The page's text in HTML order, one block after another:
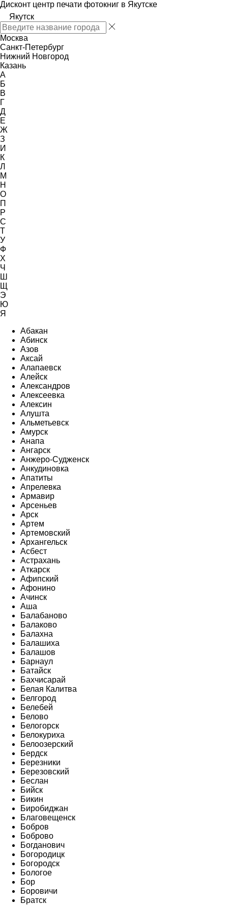
Дисконт центр печати фотокниг в Якутске
Якутск
Москва
Санкт-Петербург
Нижний Новгород
Казань
А
Б
В
Г
Д
Е
Ж
З
И
К
Л
М
Н
О
П
Р
С
Т
У
Ф
Х
Ч
Ш
Щ
Э
Ю
Я
Абакан
Абинск
Азов
Аксай
Алапаевск
Алейск
Александров
Алексеевка
Алексин
Алушта
Альметьевск
Амурск
Анапа
Ангарск
Анжеро-Судженск
Анкудиновка
Апатиты
Апрелевка
Армавир
Арсеньев
Арск
Артем
Артемовский
Архангельск
Асбест
Астрахань
Аткарск
Афипский
Афонино
Ачинск
Аша
Балабаново
Балаково
Балахна
Балашиха
Балашов
Барнаул
Батайск
Бахчисарай
Белая Калитва
Белгород
Белебей
Белово
Белогорск
Белокуриха
Белоозерский
Бердск
Березники
Березовский
Беслан
Бийск
Бикин
Биробиджан
Благовещенск
Бобров
Боброво
Богданович
Богородицк
Богородск
Бологое
Бор
Боровичи
Братск